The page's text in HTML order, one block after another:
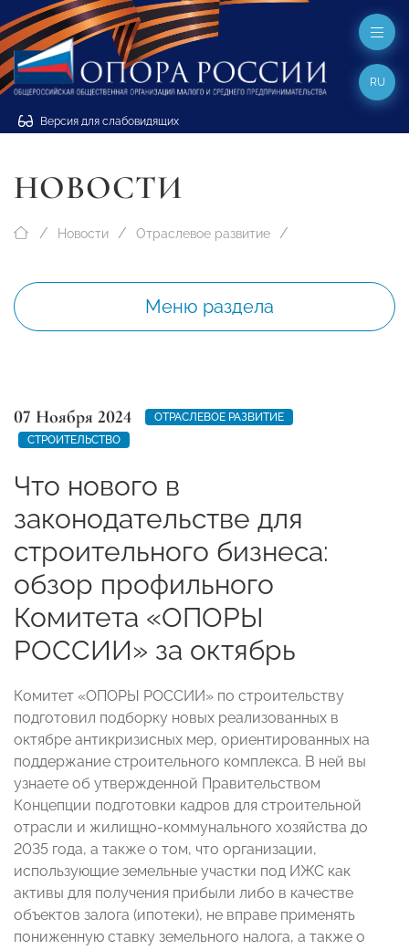
Версия для слабовидящих
RU
НОВОСТИ
Новости Отраслевое развитие
Меню раздела
07 Ноября 2024
ОТРАСЛЕВОЕ РАЗВИТИЕ
СТРОИТЕЛЬСТВО
Что нового в
законодательстве для
строительного бизнеса:
обзор профильного
Комитета «ОПОРЫ
РОССИИ» за октябрь
Комитет «ОПОРЫ РОССИИ» по строительству
подготовил подборку новых реализованных в
октябре антикризисных мер, ориентированных на
поддержание строительного комплекса. В ней вы
узнаете об утвержденной Правительством
Концепции подготовки кадров для строительной
отрасли и жилищно-коммунального хозяйства до
2035 года, а также о том, что организации,
использующие земельные участки под ИЖС как
активы для получения прибыли либо в качестве
объектов залога (ипотеки), не вправе применять
пониженную ставку земельного налога, а также о